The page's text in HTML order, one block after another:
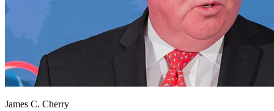
James C. Cherry